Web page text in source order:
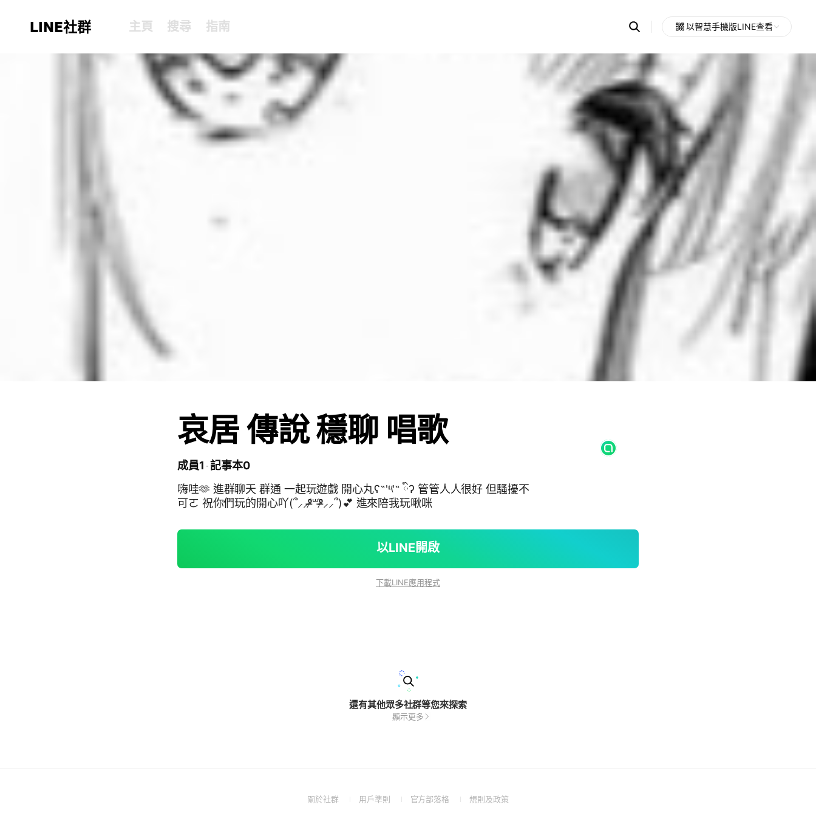
LINE社群 主頁 搜尋 指南 Search
OpenChats
messages
search
area
以智慧手機版LINE查看
哀居 傳說 穩聊 唱歌
成員1 記事本0
嗨哇🫶 進群聊天 群通 一起玩遊戲 開心丸ʕ˶'༥'˶ ིྀʔ 管管人人很好 但騷擾不
可ㄛ 祝你們玩的開心吖(՞⸝⸝ᵒ̴̶̷᷄꒳ᵒ̴̶̷᷅⸝⸝՞)💕 進來陪我玩啾咪
以LINE開啟
下載LINE應用程式
還有其他眾多社群等您來探索
顯示更多
關於社群
(Open用戶準則
(Open官方部落格
(Open規則及政策(Open